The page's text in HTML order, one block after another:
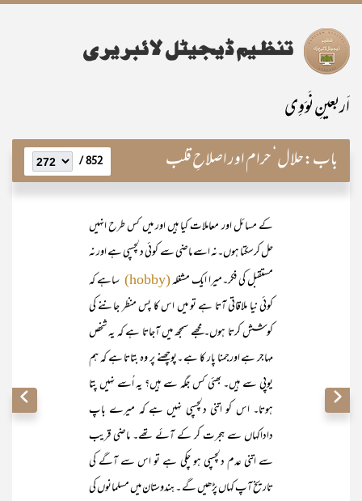
اَربعینِ نَوَوِی
باب:حلال‘ حرام اور اصلاحِ قلب 852 /
کے مسائل اور معاملات کیا ہیں اور میں کس طرح انہیں
حل کرسکتا ہوں۔نہ اسے ماضی سے کوئی دلچسپی ہے اور نہ
مستقبل کی فکر۔میرا ایک مشغلہ(hobby)
ساہے کہ
کوئی نیا ملاقاتی آتا ہے تو میں اس کا پس منظر جاننے کی
کوشش کرتا ہوں۔ مجھے سمجھ میں آجاتا ہے کہ یہ شخص
مہاجر ہے اورجمنا پار کا ہے ۔پوچھنے پر وہ بتاتا ہے کہ ہم
یوپی سے ہیں۔ بھئی کس جگہ سے ہیں؟ یہ اُسے نہیں پتا
ہوتا۔ اس کو اتنی دلچسپی نہیں ہے کہ میرے باپ
داداکہاں سے ہجرت کر کے آئے تھے۔ ماضی قریب
سے اتنی عدم دلچسپی ہو چکی ہے تو اس سے آگے کی
تاریخ آپ کہاں پڑھیں گے ۔ ہندوستان میں مسلمانوں کی